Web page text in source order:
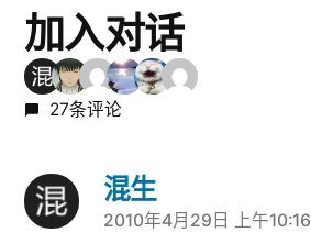
加入对话
27条评论
混生
说：
2010年4月29日 上午10:16